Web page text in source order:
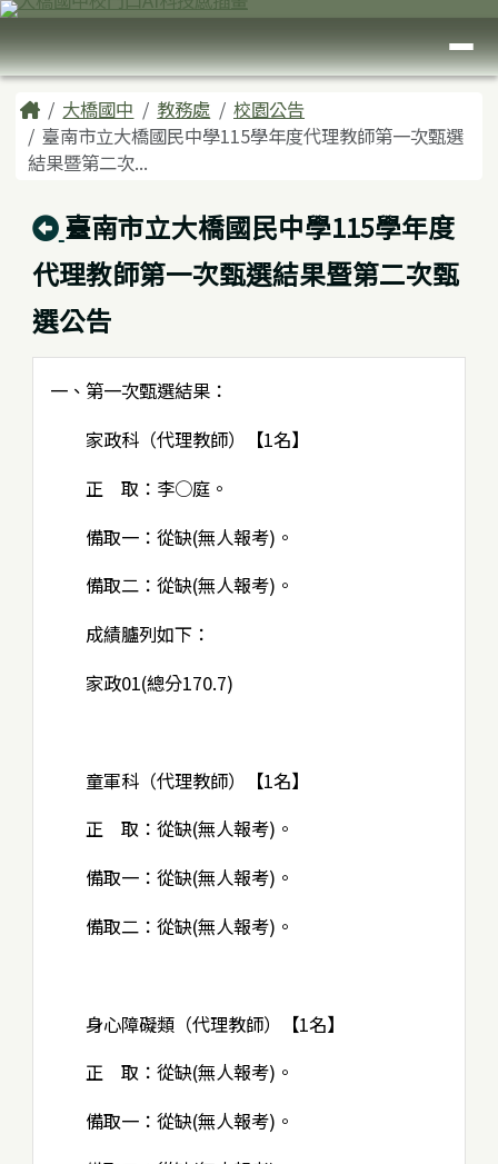
跳至主內容區
臺南市大橋國中
導覽列
主內容區域
Home大橋國中 教務處
校園公告
臺南市立大橋國民中學115學年度代理教師第一次甄選
結果暨第二次...
回上頁
臺南市立大橋國民中學115學年度
代理教師第一次甄選結果暨第二次甄
選公告
一、第一次甄選結果：
家政科（代理教師）【1名】
正 取：李○庭。
備取一：從缺(無人報考)。
備取二：從缺(無人報考)。
成績臚列如下：
家政01(總分170.7)
童軍科（代理教師）【1名】
正 取：從缺(無人報考)。
備取一：從缺(無人報考)。
備取二：從缺(無人報考)。
身心障礙類（代理教師）【1名】
正 取：從缺(無人報考)。
備取一：從缺(無人報考)。
頁尾區域